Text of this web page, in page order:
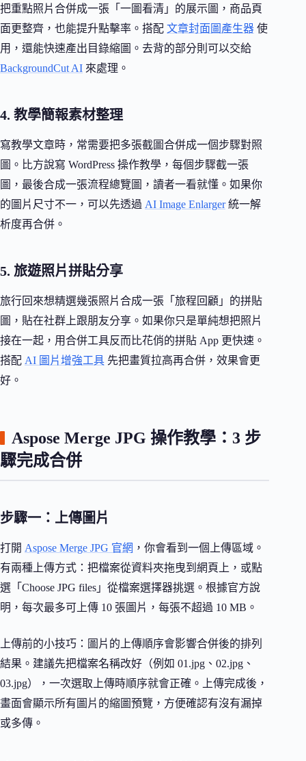
把重點照片合併成一張「一圖看清」的展示圖，商品頁
面更整齊，也能提升點擊率。搭配 文章封面圖產生器 使
用，還能快速產出目錄縮圖。去背的部分則可以交給
BackgroundCut AI 來處理。
4. 教學簡報素材整理
寫教學文章時，常需要把多張截圖合併成一個步驟對照
圖。比方說寫 WordPress 操作教學，每個步驟截一張
圖，最後合成一張流程總覽圖，讀者一看就懂。如果你
的圖片尺寸不一，可以先透過 AI Image Enlarger統一解
析度再合併。
5. 旅遊照片拼貼分享
旅行回來想精選幾張照片合成一張「旅程回顧」的拼貼
圖，貼在社群上跟朋友分享。如果你只是單純想把照片
接在一起，用合併工具反而比花俏的拼貼 App 更快速。
搭配 AI 圖片增強工具 先把畫質拉高再合併，效果會更
好。
Aspose Merge JPG 操作教學：3 步
驟完成合併
步驟一：上傳圖片
打開 Aspose Merge JPG 官網 ，你會看到一個上傳區域。
有兩種上傳方式：把檔案從資料夾拖曳到網頁上，或點
選「Choose JPG files」從檔案選擇器挑選。根據官方說
明，每次最多可上傳 10 張圖片，每張不超過 10 MB。
上傳前的小技巧：圖片的上傳順序會影響合併後的排列
結果。建議先把檔案名稱改好（例如 01.jpg、02.jpg、
03.jpg），一次選取上傳時順序就會正確。上傳完成後，
畫面會顯示所有圖片的縮圖預覽，方便確認有沒有漏掉
或多傳。